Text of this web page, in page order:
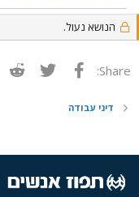
הנושא נעול.
Share: פייסבוק Twitter
דיני עבודה